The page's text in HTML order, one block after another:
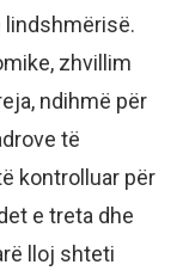
zhvillim
ndihmë për
të
kontrolluar për
e treta dhe
lloj shteti